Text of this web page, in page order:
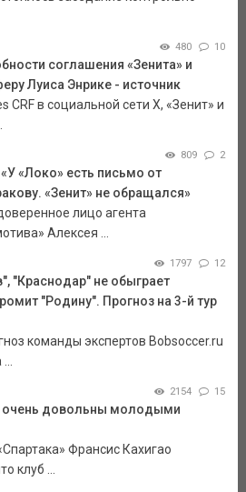
480 10
соглашения «Зенита» и
Луиса Энрике - источник
CRF в социальной сети Х, «Зенит» и
809 2
«Локо» есть письмо от
«Зенит» не обращался»
лицо агента
Алексея ...
1797 12
"Краснодар" не обыграет
"Родину". Прогноз на 3-й тур
команды экспертов Bobsoccer.ru
2154 15
очень довольны молодыми
Франсис Кахигао
клуб ...